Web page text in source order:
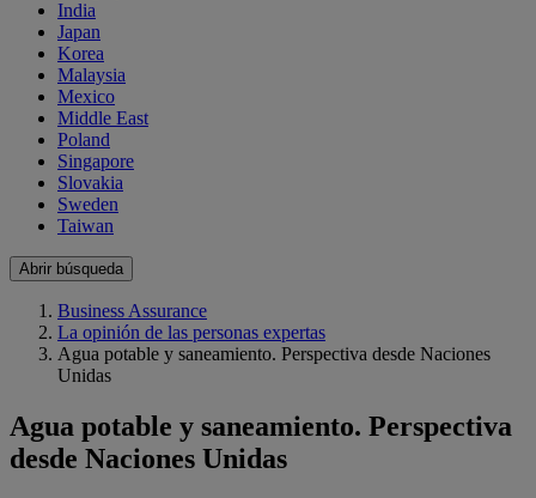
India
Japan
Korea
Malaysia
Mexico
Middle East
Poland
Singapore
Slovakia
Sweden
Taiwan
Abrir búsqueda
Business Assurance
La opinión de las personas expertas
Agua potable y saneamiento. Perspectiva desde Naciones
Unidas
Agua potable y saneamiento. Perspectiva
desde Naciones Unidas